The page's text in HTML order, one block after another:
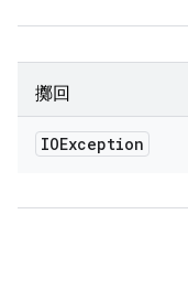
擲回
IOException